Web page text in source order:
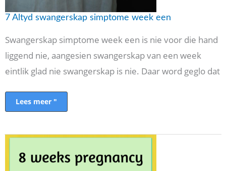
7 Altyd swangerskap simptome week een
Swangerskap simptome week een is nie voor die hand
liggend nie, aangesien swangerskap van een week
eintlik glad nie swangerskap is nie. Daar word geglo dat
Lees meer "
8
swangerskap
simptome
en